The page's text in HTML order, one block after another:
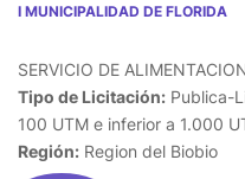
I MUNICIPALIDAD DE FLORIDA
SERVICIO DE
Tipo de Licitación: Publica-
100 UTM e inferior a 1.000
Región: Region del Biobio